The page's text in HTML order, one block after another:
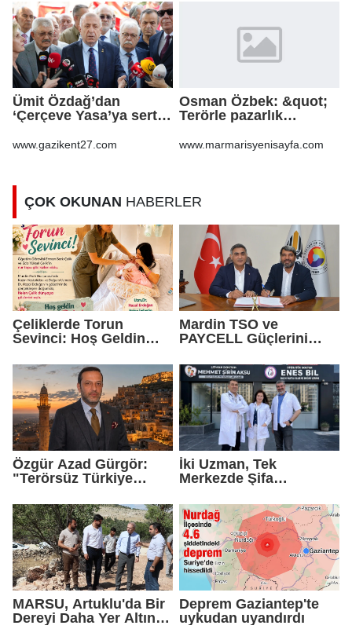
Ümit Özdağ’dan
‘Çerçeve Yasa’ya sert
tasarımıdır!
www.gazikent27.com
Osman Özbek: &quot;
Terörle pazarlık
www.marmarisyenisayfa.com
ÇOK OKUNAN HABERLER
Çeliklerde Torun
Sevinci: Hoş Geldin
Mardin TSO ve
PAYCELL Güçlerini
Özgür Azad Gürgör:
"Terörsüz Türkiye
Turizmi İçin Yeni Bir
Dönemin Başlangıcıdır"
İki Uzman, Tek
Merkezde Şifa
MARSU, Artuklu'da Bir
Dereyi Daha Yer Altına
Deprem Gaziantep'te
uykudan uyandırdı